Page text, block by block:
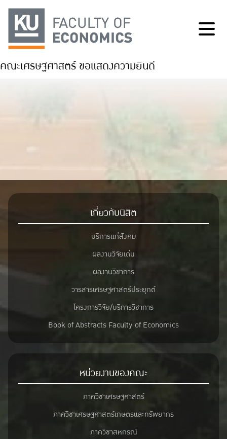
คณะเศรษฐศาสตร์ ขอแสดงความยินดี
เกี่ยวกับนิสิต
บริการแก่สังคม
ผลงานวิจัยเด่น
ผลงานวิชาการ
วารสารเศรษฐศาสตร์ประยุกต์
โครงการวิจัย/บริการวิชาการ
Book of Abstracts Faculty of Economics
หน่วยงานของคณะ
ภาควิชาเศรษฐศาสตร์
ภาควิชาเศรษฐศาสตร์เกษตรและทรัพยากร
ภาควิชาสหกรณ์